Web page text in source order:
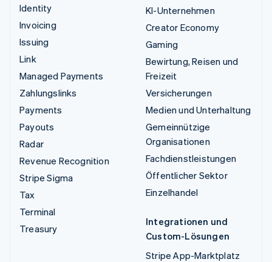
Identity
Invoicing
Issuing
Link
Managed Payments
Zahlungslinks
Payments
Payouts
Radar
Revenue Recognition
Stripe Sigma
Tax
Terminal
Treasury
KI-Unternehmen
Creator Economy
Gaming
Bewirtung, Reisen und
Freizeit
Versicherungen
Medien und Unterhaltung
Gemeinnützige
Organisationen
Fachdienstleistungen
Öffentlicher Sektor
Einzelhandel
Integrationen und
Custom-Lösungen
Stripe App-Marktplatz